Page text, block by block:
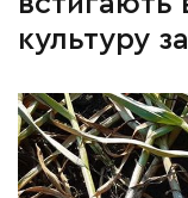
культуру